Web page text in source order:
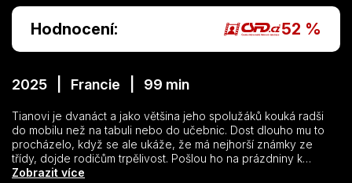
Hodnocení: 52 %
2025 | Francie | 99 min
Tianovi je dvanáct a jako většina jeho spolužáků kouká radši
do mobilu než na tabuli nebo do učebnic. Dost dlouho mu to
procházelo, když se ale ukáže, že má nejhorší známky ze
třídy, dojde rodičům trpělivost. Pošlou ho na prázdniny k
babičce. Doufají přitom, že pobyt daleko od města a krása
Zobrazit více